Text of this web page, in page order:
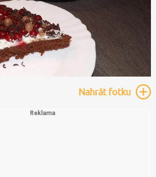
Nahrátfotku